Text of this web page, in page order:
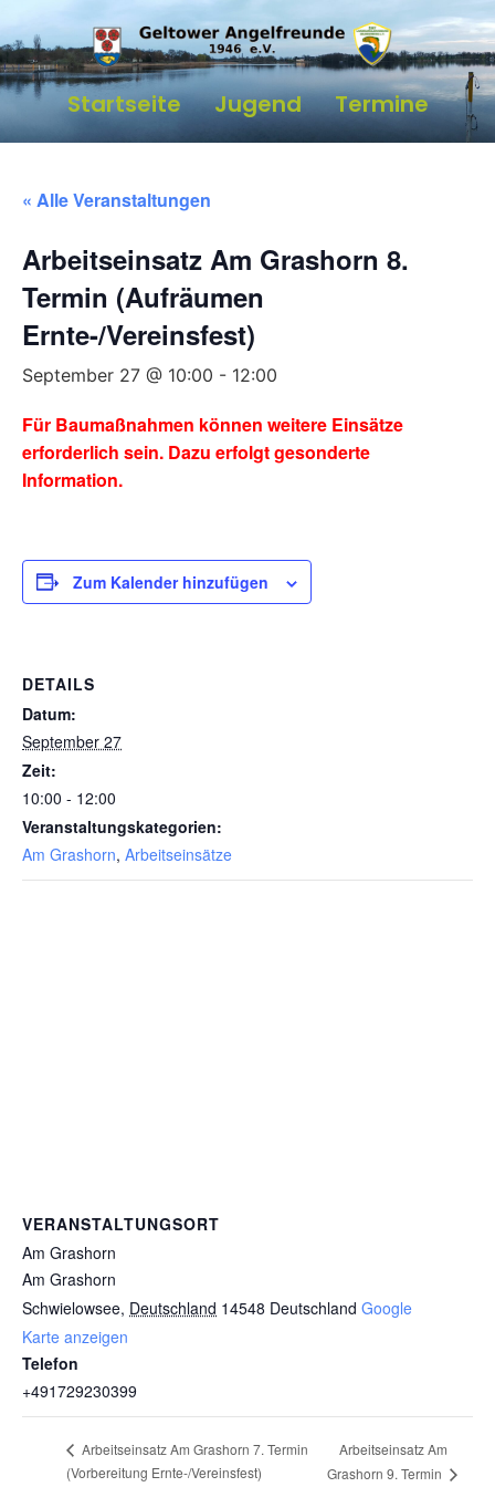
Startseite Jugend Termine
« Alle Veranstaltungen
Arbeitseinsatz Am Grashorn 8.
Termin (Aufräumen
Ernte-/Vereinsfest)
September 27 @ 10:00 - 12:00
Für Baumaßnahmen können weitere Einsätze
erforderlich sein. Dazu erfolgt gesonderte
Information.
Zum Kalender hinzufügen
DETAILS
Datum:
September 27
Zeit:
10:00 - 12:00
Veranstaltungskategorien:
Am Grashorn, Arbeitseinsätze
VERANSTALTUNGSORT
Am Grashorn
Am Grashorn
Schwielowsee, Deutschland 14548 Deutschland Google
Karte anzeigen
Telefon
+491729230399
Arbeitseinsatz Am Grashorn 7. Termin
(Vorbereitung Ernte-/Vereinsfest)
Arbeitseinsatz Am
Grashorn 9. Termin